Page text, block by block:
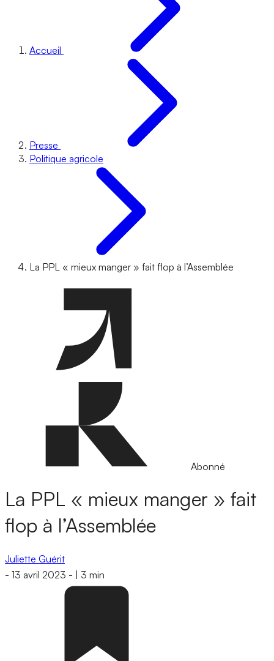
Accueil
Presse
Politique agricole
La PPL « mieux manger » fait flop à l’Assemblée
Abonné
La PPL « mieux manger » fait
flop à l’Assemblée
Juliette Guérit
- 13 avril 2023 - 3 min